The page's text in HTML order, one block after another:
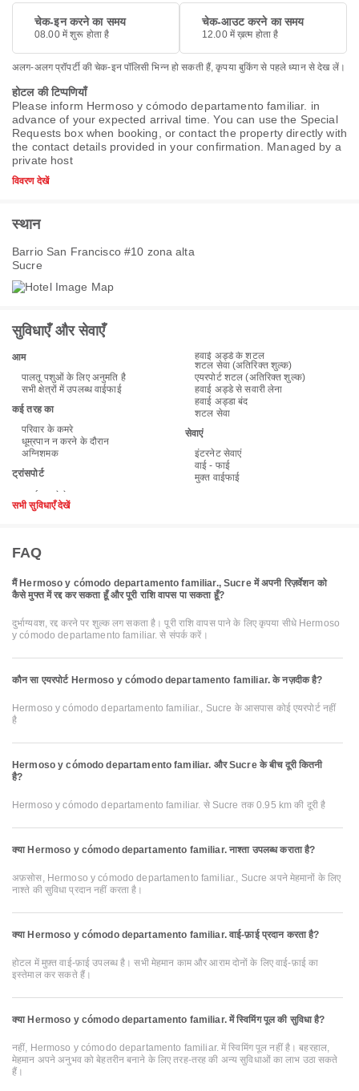
चेक-इन करने का समय
08.00 में शुरू होता है
चेक-आउट करने का समय
12.00 में ख़त्म होता है
अलग-अलग प्रॉपर्टी की चेक-इन पॉलिसी भिन्न हो सकती हैं, कृपया बुकिंग से पहले ध्यान से देख लें।
होटल की टिप्पणियाँ
Please inform Hermoso y cómodo departamento familiar. in
advance of your expected arrival time. You can use the Special
Requests box when booking, or contact the property directly with
the contact details provided in your confirmation. Managed by a
private host
विवरण देखें
स्थान
Barrio San Francisco #10 zona alta
Sucre
सुविधाएँ और सेवाएँ
आम
पालतू पशुओं के लिए अनुमति है
सभी क्षेत्रों में उपलब्ध वाईफाई
कई तरह का
परिवार के कमरे
धूम्रपान न करने के दौरान
अग्निशमक
ट्रांसपोर्ट
हवाई अड्डे के शटल
शटल सेवा (अतिरिक्त शुल्क)
एयरपोर्ट शटल (अतिरिक्त शुल्क)
हवाई अड्डे से सवारी लेना
हवाई अड्डा बंद
शटल सेवा
सेवाएं
इंटरनेट सेवाएं
वाई - फाई
मुक्त वाईफाई
सभी सुविधाएँ देखें
FAQ
मैं Hermoso y cómodo departamento familiar., Sucre में अपनी रिज़र्वेशन को
कैसे मुफ्त में रद्द कर सकता हूँ और पूरी राशि वापस पा सकता हूँ?
दुर्भाग्यवश, रद्द करने पर शुल्क लग सकता है। पूरी राशि वापस पाने के लिए कृपया सीधे Hermoso
y cómodo departamento familiar. से संपर्क करें।
कौन सा एयरपोर्ट Hermoso y cómodo departamento familiar. के नज़दीक है?
Hermoso y cómodo departamento familiar., Sucre के आसपास कोई एयरपोर्ट नहीं
है
Hermoso y cómodo departamento familiar. और Sucre के बीच दूरी कितनी
है?
Hermoso y cómodo departamento familiar. से Sucre तक 0.95 km की दूरी है
क्या Hermoso y cómodo departamento familiar. नाश्ता उपलब्ध कराता है?
अफ़सोस, Hermoso y cómodo departamento familiar., Sucre अपने मेहमानों के लिए
नाश्ते की सुविधा प्रदान नहीं करता है।
क्या Hermoso y cómodo departamento familiar. वाई-फ़ाई प्रदान करता है?
होटल में मुफ़्त वाई-फ़ाई उपलब्ध है। सभी मेहमान काम और आराम दोनों के लिए वाई-फ़ाई का
इस्तेमाल कर सकते हैं।
क्या Hermoso y cómodo departamento familiar. में स्विमिंग पूल की सुविधा है?
नहीं, Hermoso y cómodo departamento familiar. में स्विमिंग पूल नहीं है। बहरहाल,
मेहमान अपने अनुभव को बेहतरीन बनाने के लिए तरह-तरह की अन्य सुविधाओं का लाभ उठा सकते
हैं।